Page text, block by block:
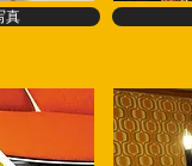
真